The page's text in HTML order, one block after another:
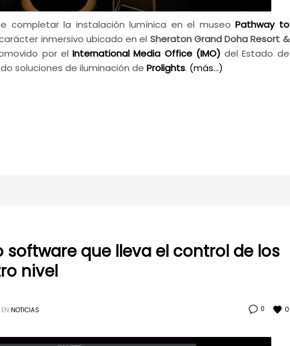
completar la instalación lumínica en el museoPathway to
inmersivo ubicado en el Sheraton Grand Doha Resort &
por el International Media Office (IMO) del Estado de
soluciones de iluminación de Prolights. (más…)
software que lleva el control de los
nivel
0 0
NOTICIAS